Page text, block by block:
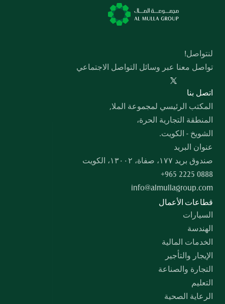
لنتواصل!
تواصل معنا عبر وسائل التواصل الاجتماعي
  اﺗﺼﻞ ﺑﻨﺎ
المكتب الرئيسي لمجموعة الملا,
المنطقة التجارية الحرة،
الشويخ - الكويت.
عنوان البريد
صندوق بريد ۱۷۷، صفاة، ۱۳۰۰۲، الكويت
+965 2225 0888
info@almullagroup.com
قطاعات الأعمال
السيارات
الهندسة
الخدمات المالية
الإيجار والتأجير
التجارة والصناعة
التعليم
الرعاية الصحية